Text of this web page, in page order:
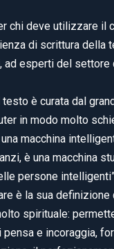
chi deve utilizzare il
di scrittura della
ad esperti del settore
è curata dal
in modo molto
macchina
è una macchina
persone
è la sua definizione
spirituale:
e incoraggia,